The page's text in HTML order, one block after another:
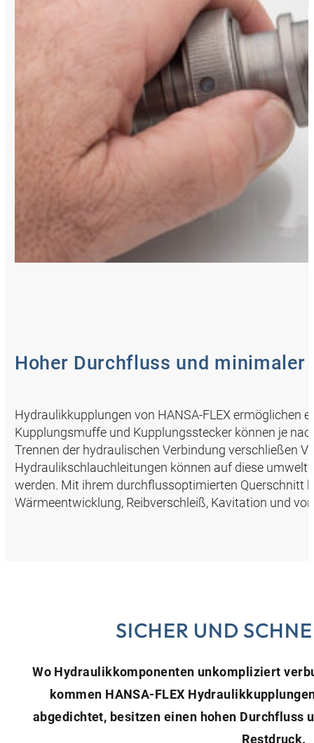
Hoher Durchfluss und minimaler
Hydraulikkupplungen von HANSA‑FLEX ermöglichen
Kupplungsmuffe und Kupplungsstecker können je
Trennen der hydraulischen Verbindung verschließen
Hydraulikschlauchleitungen können auf diese
werden. Mit ihrem durchflussoptimierten Querschnitt
Wärmeentwicklung, Reibverschleiß, Kavitation und
SICHER UND
Wo Hydraulikkomponenten unkompliziert
kommen HANSA‑FLEX
abgedichtet, besitzen einen hohen Durchfluss
Restdruck.